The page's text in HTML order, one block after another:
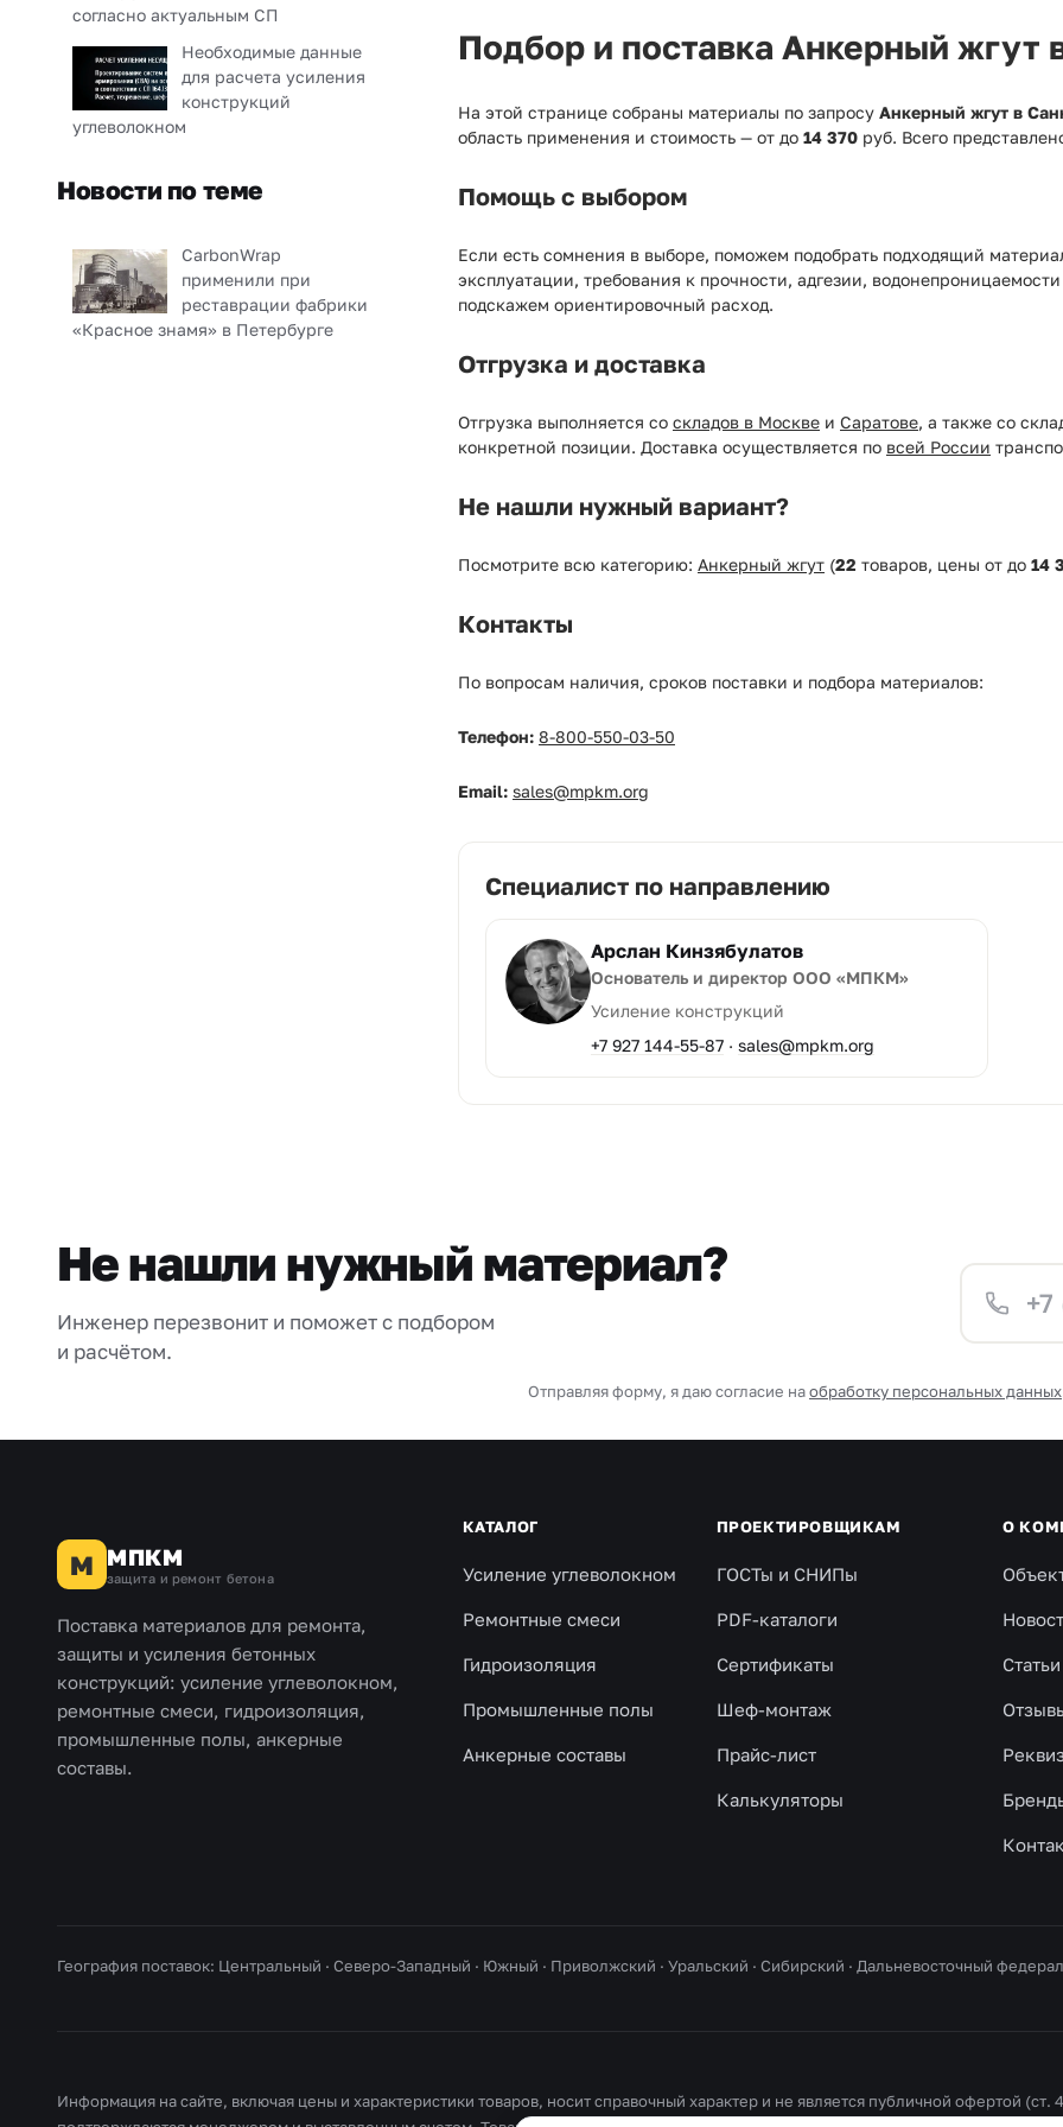
согласно актуальным СП
Необходимые данные
для расчета усиления
конструкций
углеволокном
Новости по теме
CarbonWrap
применили при
реставрации фабрики
«Красное знамя» в Петербурге
Подбор и поставка Анкерный жгут
На этой странице собраны материалы по запросу Анкерный жгут в
область применения и стоимость — от до 14 370 руб. Всего
Помощь с выбором
Если есть сомнения в выборе, поможем подобрать подходящий
эксплуатации, требования к прочности, адгезии,
подскажем ориентировочный расход.
Отгрузка и доставка
Отгрузка выполняется со складов в Москве и Саратове, а также со
конкретной позиции. Доставка осуществляется по всей России
Не нашли нужный вариант?
Посмотрите всю категорию: Анкерный жгут (22 товаров, цены от до 14
Контакты
По вопросам наличия, сроков поставки и подбора материалов:
Телефон: 8-800-550-03-50
Email: sales@mpkm.org
Специалист по направлению
Арслан Кинзябулатов
Основатель и директор ООО «МПКМ»
Усиление конструкций
+7 927 144-55-87 · sales@mpkm.org
Не нашли нужный материал?
Инженер перезвонит и поможет с подбором
и расчётом.
Отправляя форму, я даю согласие наобработку персональных данных
М МПКМ
защита и ремонт бетона
Поставка материалов для ремонта,
защиты и усиления бетонных
конструкций: усиление углеволокном,
ремонтные смеси, гидроизоляция,
промышленные полы, анкерные
составы.
КАТАЛОГ
Усиление углеволокном
Ремонтные смеси
Гидроизоляция
Промышленные полы
Анкерные составы
ПРОЕКТИРОВЩИКАМ
ГОСТы и СНИПы
PDF-каталоги
Сертификаты
Шеф-монтаж
Прайс-лист
Калькуляторы
О
Статьи
География поставок: Центральный · Северо-Западный · Южный · Приволжский · Уральский · Сибирский · Дальневосточный
Информация на сайте, включая цены и характеристики товаров, носит справочный характер и не является публичной офертой